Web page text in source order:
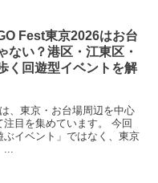
Fest東京2026はお台
ない？港区・江東区・
く回遊型イベントを解
、東京・お台場周辺を中心
目を集めています。 今回
イベント」ではなく、東京